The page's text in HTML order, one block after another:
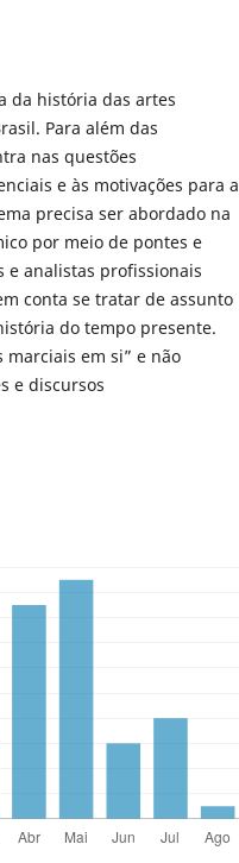
da história das artes
Para além das
nas questões
e às motivações para a
precisa ser abordado na
por meio de pontes e
analistas profissionais
conta se tratar de assunto
do tempo presente.
em si” e não
e discursos